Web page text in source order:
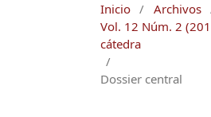
Inicio / Archivos
Vol. 12 Núm. 2
cátedra
/
Dossier central